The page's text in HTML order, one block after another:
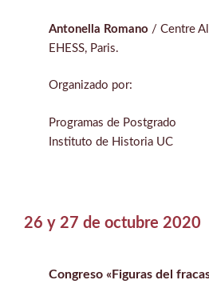
Antonella Romano / Centre
EHESS, Paris.
Organizado por:
Programas de Postgrado
Instituto de Historia UC
26 y 27 de octubre 2020
Congreso «Figuras del